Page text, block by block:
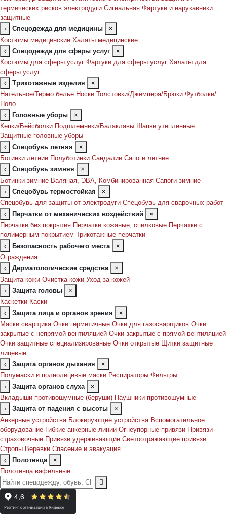
термических рисков электродуги Сигнальная Фартуки и нарукавники
защитные
‹
Спецодежда для медицины
×
Костюмы медицинские Халаты медицинские
‹
Спецодежда для сферы услуг
×
Костюмы для сферы услуг Фартуки для сферы услуг Халаты для
сферы услуг
‹
Трикотажные изделия
×
Нательное/Термо белье Носки Толстовки/Джемпера/Брюки Футболки/
Поло
‹
Головные уборы
×
Кепки/Бейсболки Подшлемники/Балаклавы Шапки утепленные
Защитные головные уборы
‹
Спецобувь летняя
×
Ботинки летние Полуботинки Сандалии Сапоги летние
‹
Спецобувь зимняя
×
Ботинки зимние Валяная, ЭВА, Комбинированная Сапоги зимние
‹
Спецобувь термостойкая
×
Спецобувь для защиты от электродуги Спецобувь для сварочных работ
‹
Перчатки от механических воздействий
×
Перчатки без покрытия Перчатки кожаные, спилковые Перчатки с
полимерным покрытием Трикотажные перчатки
‹
Безопасность рабочего места
×
Ограждения
‹
Дерматологические средства
×
Защита кожи Очистка кожи Уход за кожей
‹
Защита головы
×
Каскетки Каски
‹
Защита лица и органов зрения
×
Маски сварщика Очки герметичные Очки для газосварщиков Очки
закрытые с непрямой вентиляцией Очки закрытые с прямой вентиляцией
Очки защитные специализированые Очки открытые Щитки защитные
лицевые
‹
Защита органов дыхания
×
Полумаски и полнолицевые маски Респираторы Фильтры
‹
Защита органов слуха
×
Вкладыши противошумные (беруши) Наушники противошумные
‹
Защита от падения с высоты
×
Анкерные устройства Блокирующие устройства Вспомогательное
оборудование Гибкие анкерные линии Огнеупорные привязи Привязи
страховочные Привязи удерживающие Светоотражающие привязи
Стропы Веревки Спасение и эвакуация
‹
Полотенца
×
Полотенца вафельные